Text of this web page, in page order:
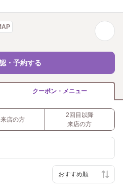
・予約する
クーポン・メニュー
店の方
2回目以降
来店の方